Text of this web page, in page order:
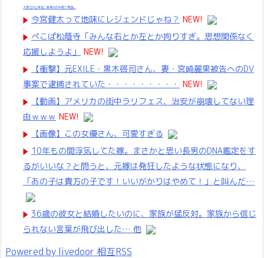
大変だけど幸せ。等身大の子育て物語。
今宮健太って地味にレジェンドじゃね？ NEW!
ぺこぱ松蔭寺「みんな右とか左とか拘りすぎ。思想関係なく
応援しようよ」
NEW!
【衝撃】元EXILE・黒木啓司さん、妻・宮崎麗果被告へのDV
事案で逮捕されていた・・・・・・・・・ NEW!
【動画】アメリカの街中ラリフェス、治安が崩壊してない理
由ｗｗｗ NEW!
【画像】この女優さん、可愛すぎる
10年もの間浮気してた嫁。まさかと思い長男のDNA鑑定をす
るがいいな？と問うと、元嫁は発狂したような状態になり、
「あの子は貴方の子です！いいがかりはやめて！」と叫んだ…
36歳の彼女と結婚したいのに、家族が猛反対。家族から信じ
られない言葉が飛び出した… 他
Powered by livedoor 相互RSS